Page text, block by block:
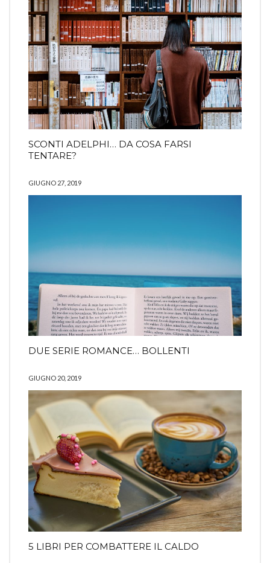
SCONTI ADELPHI… DA COSA FARSI
TENTARE?
GIUGNO 27, 2019
DUE SERIE ROMANCE… BOLLENTI
GIUGNO 20, 2019
5 LIBRI PER COMBATTERE IL CALDO